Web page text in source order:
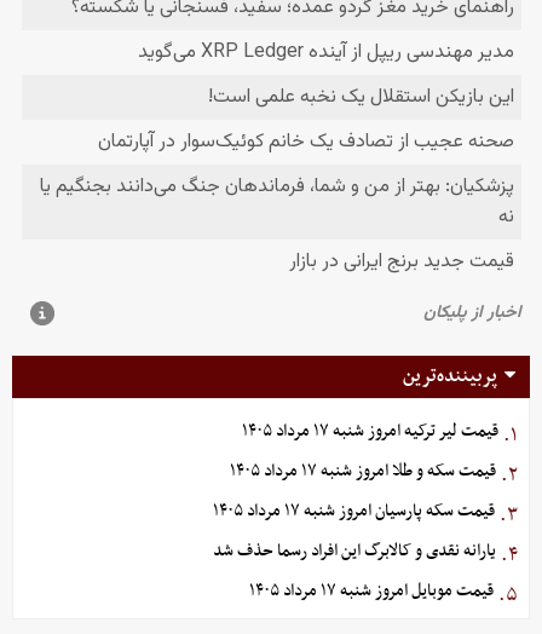
پربیننده‌ترین
۱. قیمت لیر ترکیه امروز شنبه ۱۷ مرداد ۱۴۰۵
۲. قیمت سکه و طلا امروز شنبه ۱۷ مرداد ۱۴۰۵
۳. قیمت سکه پارسیان امروز شنبه ۱۷ مرداد ۱۴۰۵
۴. یارانه نقدی و کالابرگ این افراد رسما حذف شد
۵. قیمت موبایل‌ امروز شنبه ۱۷ مرداد ۱۴۰۵